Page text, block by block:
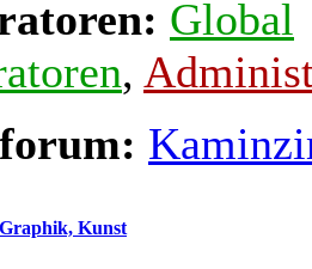
Global
,
Kunst